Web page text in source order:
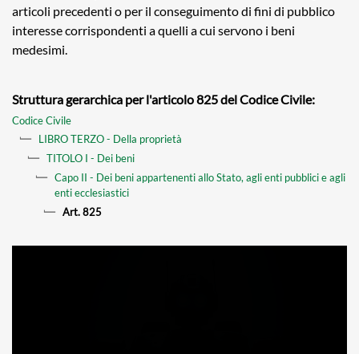
articoli precedenti o per il conseguimento di fini di pubblico
interesse corrispondenti a quelli a cui servono i beni
medesimi.
Struttura gerarchica per l'articolo 825 del Codice Civile:
Codice Civile
LIBRO TERZO - Della proprietà
TITOLO I - Dei beni
Capo II - Dei beni appartenenti allo Stato, agli enti pubblici e agli
enti ecclesiastici
Art. 825